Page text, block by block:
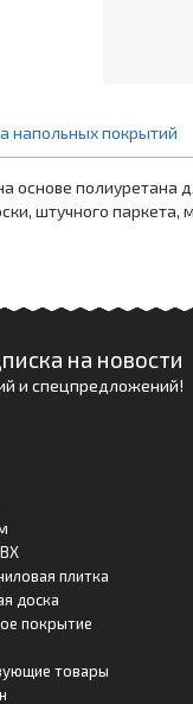
напольных покрытий
основе
штучного
на новости
и спецпредложений!
плитка
доска
покрытие
товары